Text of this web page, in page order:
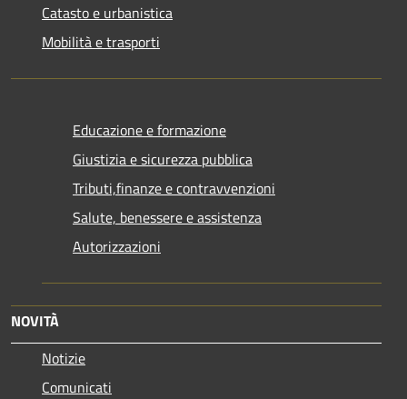
Catasto e urbanistica
Mobilità e trasporti
Educazione e formazione
Giustizia e sicurezza pubblica
Tributi,finanze e contravvenzioni
Salute, benessere e assistenza
Autorizzazioni
NOVITÀ
Notizie
Comunicati